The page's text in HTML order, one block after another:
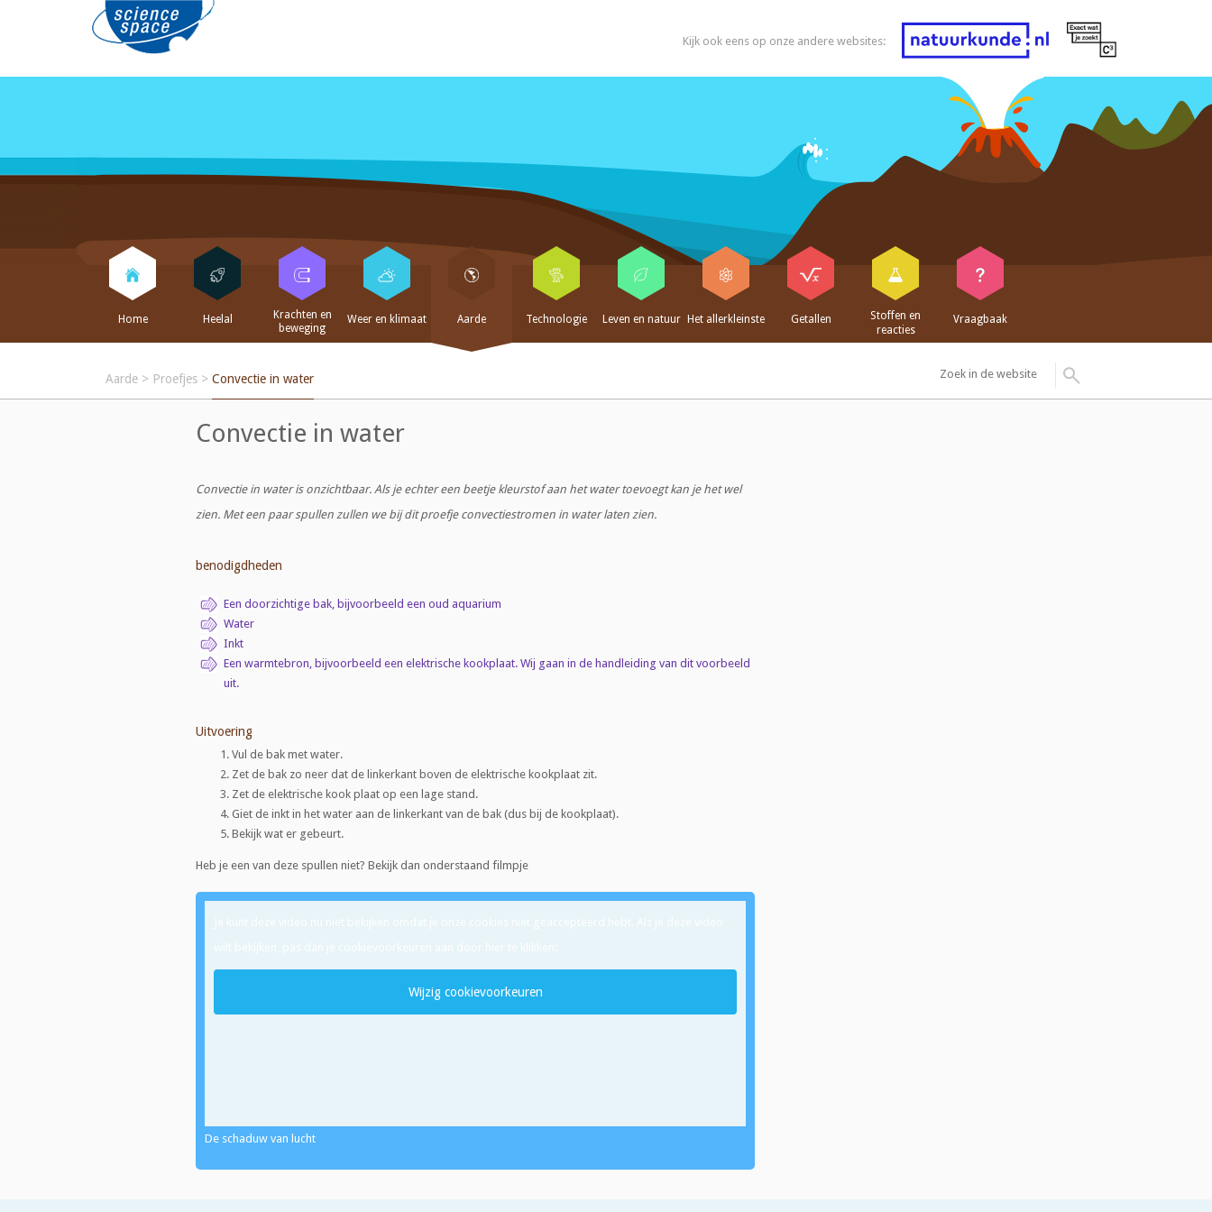
Kijk ook eens op onze andere websites:
Home Heelal
Krachten en
beweging
Weer en klimaat Aarde Technologie Leven en natuur Het allerkleinste Getallen
Stoffen en
reacties
Vraagbaak
Aarde > Proefjes > Convectie in water
Convectie in water
Convectie in water is onzichtbaar. Als je echter een beetje kleurstof aan het water toevoegt kan je het wel
zien. Met een paar spullen zullen we bij dit proefje convectiestromen in water laten zien.
benodigdheden
Een doorzichtige bak, bijvoorbeeld een oud aquarium
Water
Inkt
Een warmtebron, bijvoorbeeld een elektrische kookplaat. Wij gaan in de handleiding van dit voorbeeld
uit.
Uitvoering
Vul de bak met water.
Zet de bak zo neer dat de linkerkant boven de elektrische kookplaat zit.
Zet de elektrische kook plaat op een lage stand.
Giet de inkt in het water aan de linkerkant van de bak (dus bij de kookplaat).
Bekijk wat er gebeurt.
Heb je een van deze spullen niet? Bekijk dan onderstaand filmpje
Wijzig cookievoorkeuren
De schaduw van lucht